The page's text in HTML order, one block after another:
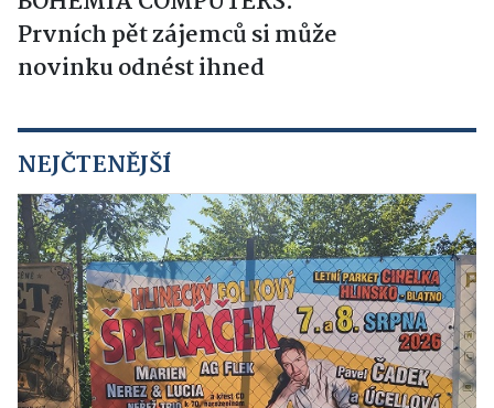
Prvních pět zájemců si může
novinku odnést ihned
NEJČTENĚJŠÍ